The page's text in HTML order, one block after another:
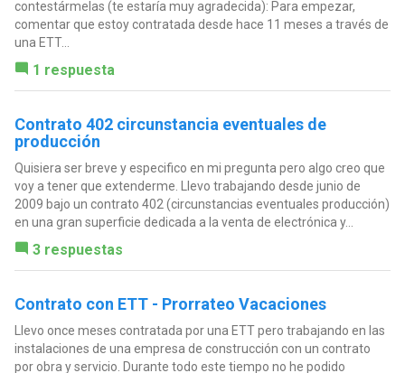
contestármelas (te estaría muy agradecida): Para empezar,
comentar que estoy contratada desde hace 11 meses a través de
una ETT...
1 respuesta
Contrato 402 circunstancia eventuales de
producción
Quisiera ser breve y especifico en mi pregunta pero algo creo que
voy a tener que extenderme. Llevo trabajando desde junio de
2009 bajo un contrato 402 (circunstancias eventuales producción)
en una gran superficie dedicada a la venta de electrónica y...
3 respuestas
Contrato con ETT - Prorrateo Vacaciones
Llevo once meses contratada por una ETT pero trabajando en las
instalaciones de una empresa de construcción con un contrato
por obra y servicio. Durante todo este tiempo no he podido